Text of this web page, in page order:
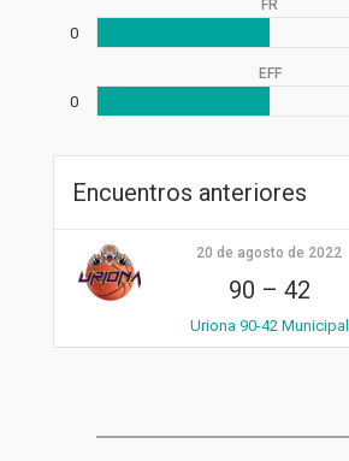
FR
0
EFF
0
Encuentros anteriores
20 de agosto de 2022
90 – 42
Uriona 90-42 Municipal